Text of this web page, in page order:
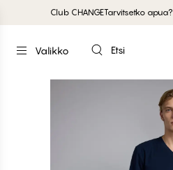
Club CHANGETarvitsetko apua?
Valikko Etsi